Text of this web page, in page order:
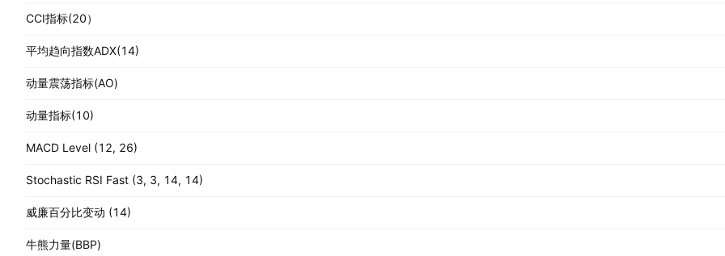
CCI指标(20）
平均趋向指数ADX(14)
动量震荡指标(AO)
动量指标(10)
MACD Level (12, 26)
Stochastic RSI Fast (3, 3, 14, 14)
威廉百分比变动 (14)
牛熊力量(BBP)